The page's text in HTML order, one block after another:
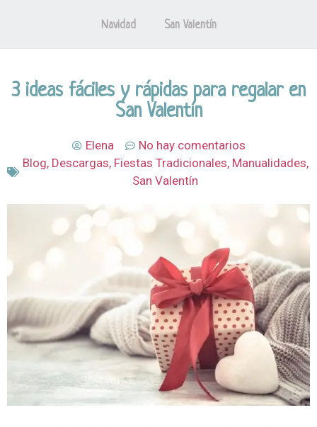
Navidad San Valentín
3 ideas fáciles y rápidas para regalar en
San Valentín
Elena
No hay comentarios
Blog, Descargas, Fiestas Tradicionales, Manualidades,
San Valentín